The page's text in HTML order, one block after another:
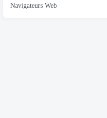
Navigateurs Web